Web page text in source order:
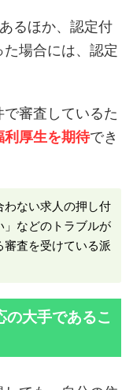
るほか、認定付
場合には、認定
審査しているた
利厚生を期待でき
わない求人の押し付
」などのトラブルが
査を受けている派
大手であるこ